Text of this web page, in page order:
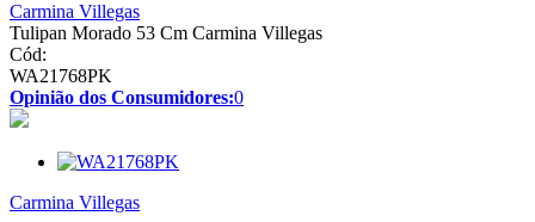
Carmina Villegas
Tulipan Morado 53 Cm Carmina Villegas
Cód:
WA21768PK
Opinião dos Consumidores:0
Carmina Villegas